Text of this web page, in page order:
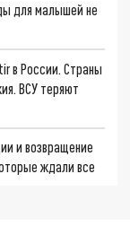
для малышей не
в России. Страны
ВСУ теряют
и возвращение
ждали все